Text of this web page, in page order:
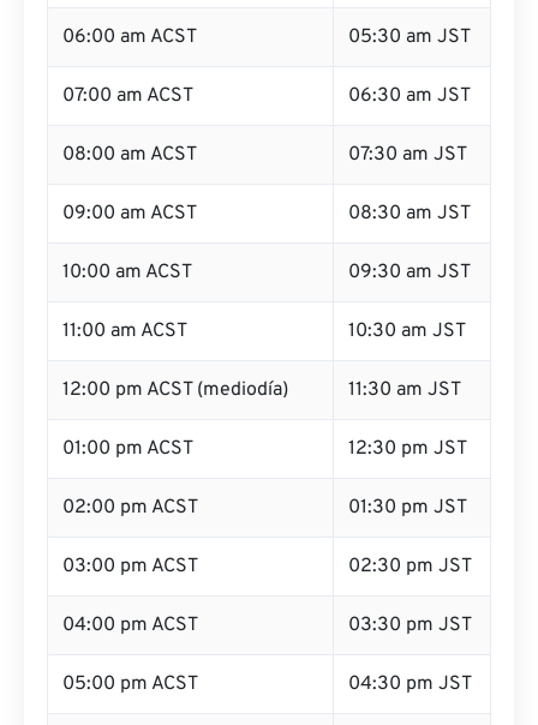
06:00 am ACST 05:30 am JST
07:00 am ACST 06:30 am JST
08:00 am ACST 07:30 am JST
09:00 am ACST 08:30 am JST
10:00 am ACST 09:30 am JST
11:00 am ACST 10:30 am JST
12:00 pm ACST (mediodía) 11:30 am JST
01:00 pm ACST 12:30 pm JST
02:00 pm ACST 01:30 pm JST
03:00 pm ACST 02:30 pm JST
04:00 pm ACST 03:30 pm JST
05:00 pm ACST 04:30 pm JST